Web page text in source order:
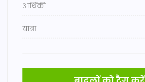
आर्थिकी
यात्रा